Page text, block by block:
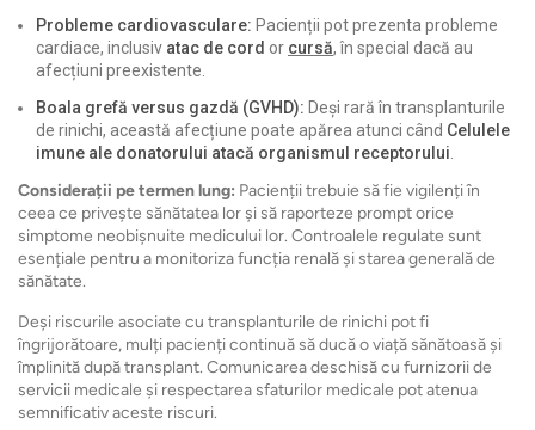
Probleme cardiovasculare: Pacienții pot prezenta probleme
cardiace, inclusiv atac de cord or cursă, în special dacă au
afecțiuni preexistente.
Boala grefă versus gazdă (GVHD): Deși rară în transplanturile
de rinichi, această afecțiune poate apărea atunci când Celulele
imune ale donatorului atacă organismul receptorului.
Considerații pe termen lung: Pacienții trebuie să fie vigilenți în
ceea ce privește sănătatea lor și să raporteze prompt orice
simptome neobișnuite medicului lor. Controalele regulate sunt
esențiale pentru a monitoriza funcția renală și starea generală de
sănătate.
Deși riscurile asociate cu transplanturile de rinichi pot fi
îngrijorătoare, mulți pacienți continuă să ducă o viață sănătoasă și
împlinită după transplant. Comunicarea deschisă cu furnizorii de
servicii medicale și respectarea sfaturilor medicale pot atenua
semnificativ aceste riscuri.